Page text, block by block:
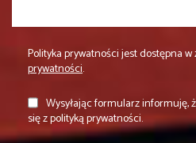
Polityka prywatności jest dostępna w
prywatności.
Wysyłając formularz informuję,
się z polityką prywatności.